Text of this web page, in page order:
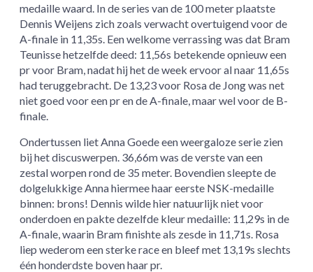
medaille waard. In de series van de 100 meter plaatste
Dennis Weijens zich zoals verwacht overtuigend voor de
A-finale in 11,35s. Een welkome verrassing was dat Bram
Teunisse hetzelfde deed: 11,56s betekende opnieuw een
pr voor Bram, nadat hij het de week ervoor al naar 11,65s
had teruggebracht. De 13,23 voor Rosa de Jong was net
niet goed voor een pr en de A-finale, maar wel voor de B-
finale.
Ondertussen liet Anna Goede een weergaloze serie zien
bij het discuswerpen. 36,66m was de verste van een
zestal worpen rond de 35 meter. Bovendien sleepte de
dolgelukkige Anna hiermee haar eerste NSK-medaille
binnen: brons! Dennis wilde hier natuurlijk niet voor
onderdoen en pakte dezelfde kleur medaille: 11,29s in de
A-finale, waarin Bram finishte als zesde in 11,71s. Rosa
liep wederom een sterke race en bleef met 13,19s slechts
één honderdste boven haar pr.